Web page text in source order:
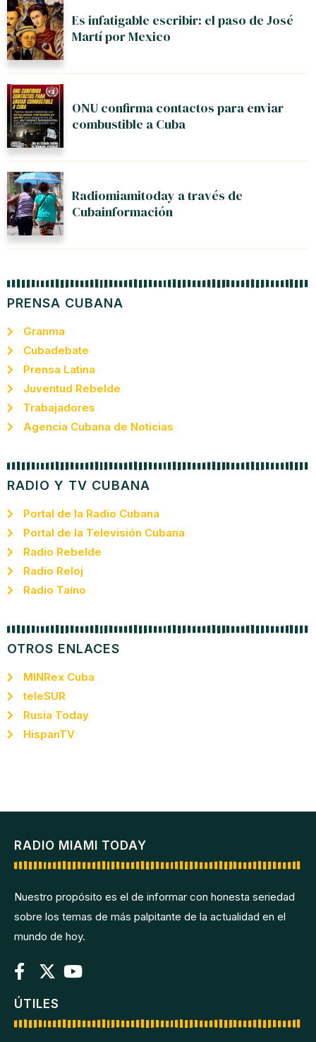
Es infatigable escribir: el paso de José
Martí por Mexico
ONU confirma contactos para enviar
combustible a Cuba
Radiomiamitoday a través de
Cubainformación
PRENSA CUBANA
Granma
Cubadebate
Prensa Latina
Juventud Rebelde
Trabajadores
Agencia Cubana de Noticias
RADIO Y TV CUBANA
Portal de la Radio Cubana
Portal de la Televisión Cubana
Radio Rebelde
Radio Reloj
Radio Taíno
OTROS ENLACES
MINRex Cuba
teleSUR
Rusia Today
HispanTV
RADIO MIAMI TODAY
Nuestro propósito es el de informar con honesta seriedad
sobre los temas de más palpitante de la actualidad en el
mundo de hoy.
ÚTILES